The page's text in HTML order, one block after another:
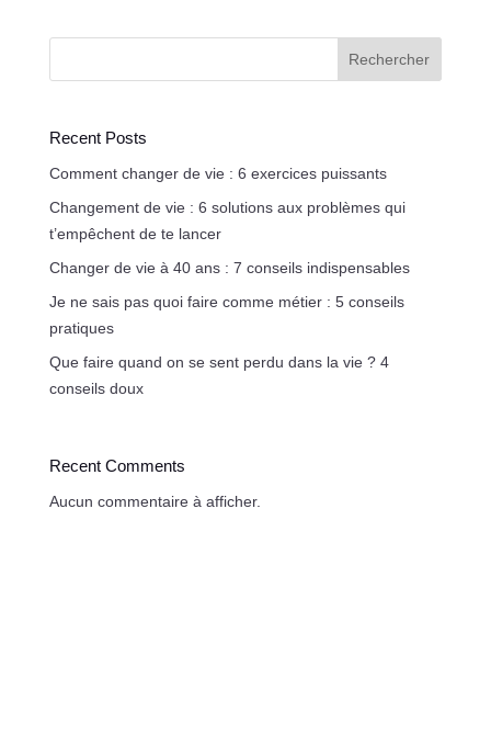
Rechercher
Recent Posts
Comment changer de vie : 6 exercices puissants
Changement de vie : 6 solutions aux problèmes qui
t’empêchent de te lancer
Changer de vie à 40 ans : 7 conseils indispensables
Je ne sais pas quoi faire comme métier : 5 conseils
pratiques
Que faire quand on se sent perdu dans la vie ? 4
conseils doux
Recent Comments
Aucun commentaire à afficher.